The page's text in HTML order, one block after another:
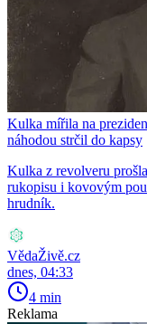
Kulka mířila na
náhodou strčil do kapsy
Kulka z revolveru
rukopisu i kovovým
hrudník.
VědaŽivě.cz
dnes, 04:33
4 min
Reklama